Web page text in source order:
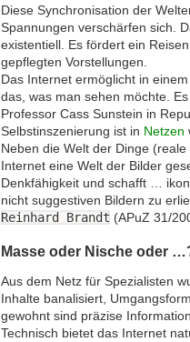
Diese Synchronisation der
Spannungen verschärfen sich.
existentiell. Es fördert ein
gepflegten Vorstellungen.
Das Internet ermöglicht in
das, was man sehen möchte.
Professor Cass Sunstein in
Selbstinszenierung ist in Netzen
Neben die Welt der Dinge
Internet eine Welt der Bilder
Denkfähigkeit und schafft …
nicht suggestiven Bildern zu
Reinhard Brandt (APuZ 31/
Masse oder Nische oder
Aus dem Netz für Spezialisten
Inhalte banalisiert,
gewohnt sind präzise
Technisch bietet das Internet